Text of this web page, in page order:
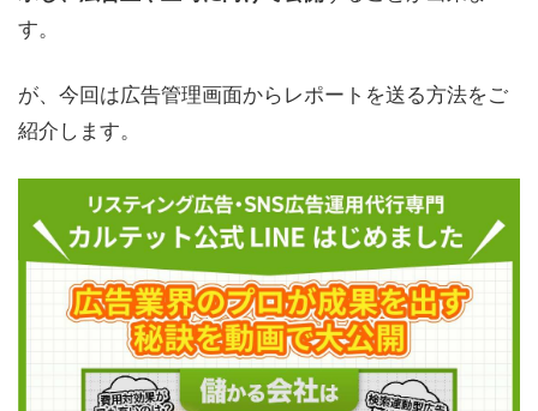
す。
が、今回は広告管理画面からレポートを送る方法をご
紹介します。